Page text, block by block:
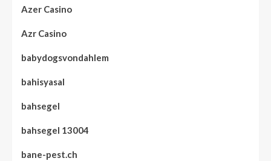
Azer Casino
Azr Casino
babydogsvondahlem
bahisyasal
bahsegel
bahsegel 13004
bane-pest.ch